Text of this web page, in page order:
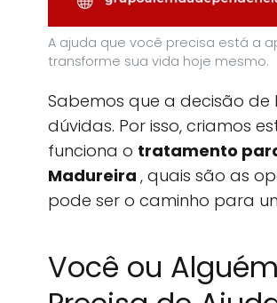
A ajuda que você precisa está a
transforme sua vida hoje mesmo.
Sabemos que a decisão
dúvidas. Por isso, criamos
funciona o tratamento
Madureira , quais são as
pode ser o caminho para
Você ou